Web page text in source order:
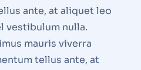
ante, at aliquet leo
vestibulum nulla.
mauris viverra
tellus ante, at